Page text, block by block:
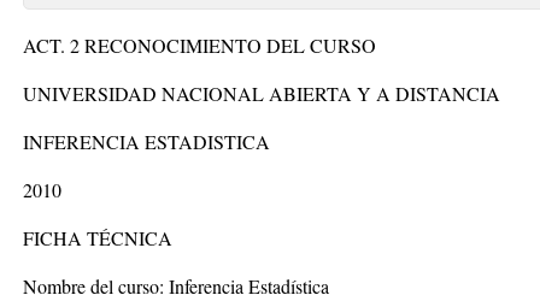
ACT. 2 RECONOCIMIENTO DEL CURSO
UNIVERSIDAD NACIONAL ABIERTA Y A DISTANCIA
INFERENCIA ESTADISTICA
2010
FICHA TÉCNICA
Nombre del curso: Inferencia Estadística